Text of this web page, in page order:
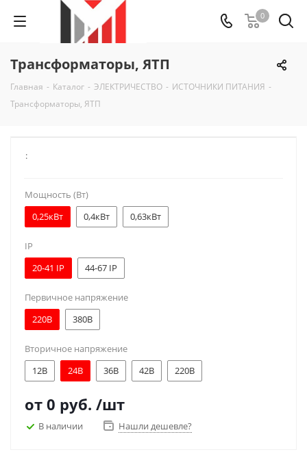
0
Трансформаторы, ЯТП
Главная - Каталог - ЭЛЕКТРИЧЕСТВО - ИСТОЧНИКИ ПИТАНИЯ -
Трансформаторы, ЯТП
:
Мощность (Вт)
0,25кВт
0,4кВт 0,63кВт
IP
20-41 IP
44-67 IP
Первичное напряжение
220В
380В
Вторичное напряжение
12В
24В 36В 42В 220В
от 0 руб. /шт
В наличии Нашли дешевле?